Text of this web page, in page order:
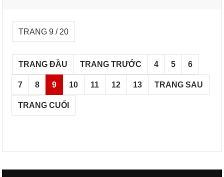
TRANG 9 / 20
TRANG ĐẦU TRANG TRƯỚC 4 5 6
7 8 9 10 11 12 13 TRANG SAU
TRANG CUỐI